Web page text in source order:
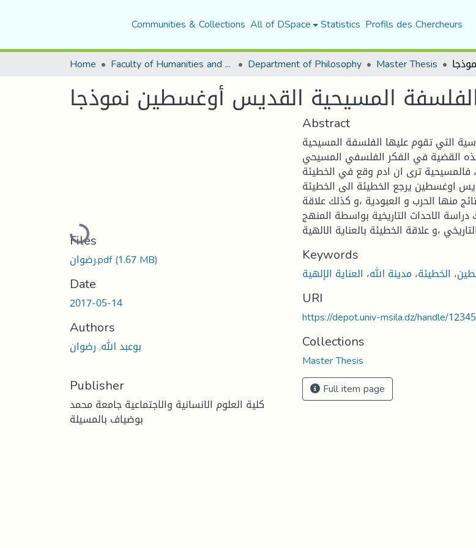
Communities & Collections All of DSpace Statistics Profils des Chercheurs
Home Faculty of Humanities and Social Sciences Department of Philosophy Master Thesis
المسيحية القديس أوغسطين نموذجا
Loading...
Files
رضوان.pdf(1.67 MB)
Date
2017-05-14
Authors
بوعبد الله, رضوان
Publisher
كلية العلوم الانسانية والاجتماعية جامعة محمد
بوضياف بالمسيلة
Abstract
التي تقوم عليها الفلسفة المسيحية
القضية في الفكر الفلسفي المسيحي
ترى ان ادم وقع في الخطيئة
اوغسطين يرجع الخطيئة الى الخطيئة
منها الحرب و العبودية ،و كذلك علاقة
دراسة الاحداث التاريخية بواسطة المنهج
Keywords
الخطيئة، مدينة الله، العناية الإلهية
URI
https://depot.univ-msila.dz/handle/
Collections
Master Thesis
Full item page